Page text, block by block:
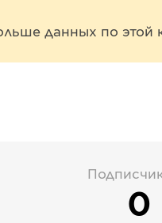
данных по этой
0